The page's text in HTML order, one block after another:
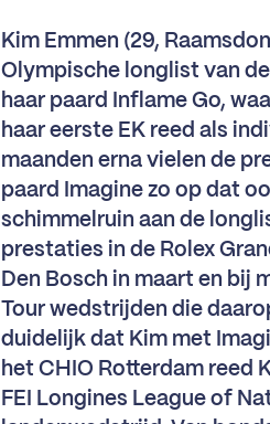
Kim Emmen (29,
Olympische longlist van
haar paard Inflame Go,
haar eerste EK reed als
maanden erna vielen de
paard Imagine zo op dat
schimmelruin aan de
prestaties in de Rolex
Den Bosch in maart en bij
Tour wedstrijden die
duidelijk dat Kim met
het CHIO Rotterdam reed
FEI Longines League of